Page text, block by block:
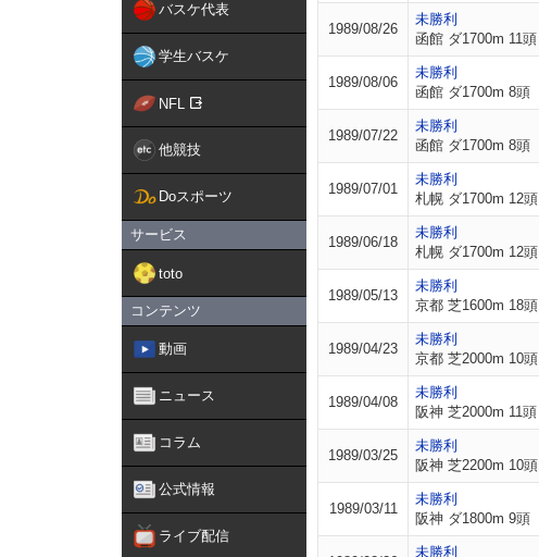
バスケ代表
学生バスケ
NFL
他競技
Doスポーツ
サービス
toto
コンテンツ
動画
ニュース
コラム
公式情報
ライブ配信
1989/08/26
未勝利
函館 ダ1700m 11頭
1989/08/06
未勝利
函館 ダ1700m 8頭
1989/07/22
未勝利
函館 ダ1700m 8頭
1989/07/01
未勝利
札幌 ダ1700m 12頭
1989/06/18
未勝利
札幌 ダ1700m 12頭
1989/05/13
未勝利
京都 芝1600m 18頭
1989/04/23
未勝利
京都 芝2000m 10頭
1989/04/08
未勝利
阪神 芝2000m 11頭
1989/03/25
未勝利
阪神 芝2200m 10頭
1989/03/11
未勝利
阪神 ダ1800m 9頭
未勝利